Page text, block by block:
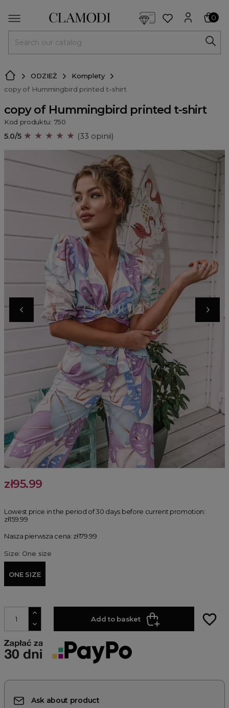
0
ODZIEŻ
Komplety
copy of Hummingbird printed t-shirt
copy of Hummingbird printed t-shirt
Kod produktu: 750
5.0/5 ★ ★ ★ ★ ★ (33 opinii)
zł95.99
Lowest price in the period of 30 days before current promotion:
zł159.99
Nasza pierwsza cena: zł179.99
Size: One size
ONE SIZE
Add to basket favorite_border
Ask about product